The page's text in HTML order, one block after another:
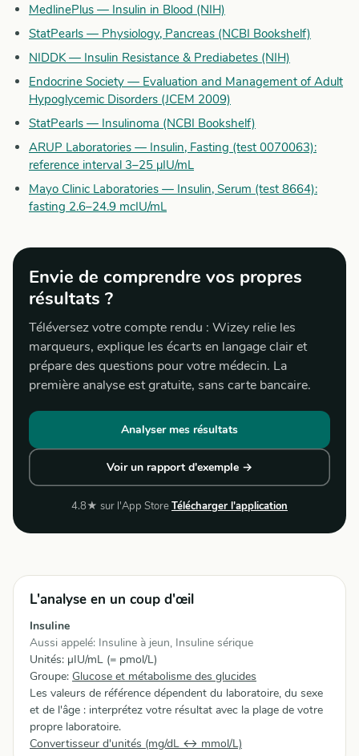
MedlinePlus — Insulin in Blood (NIH)
StatPearls — Physiology, Pancreas (NCBI Bookshelf)
NIDDK — Insulin Resistance & Prediabetes (NIH)
Endocrine Society — Evaluation and Management of Adult
Hypoglycemic Disorders (JCEM 2009)
StatPearls — Insulinoma (NCBI Bookshelf)
ARUP Laboratories — Insulin, Fasting (test 0070063):
reference interval 3–25 µIU/mL
Mayo Clinic Laboratories — Insulin, Serum (test 8664):
fasting 2.6–24.9 mcIU/mL
Envie de comprendre vos propres
résultats ?
Téléversez votre compte rendu : Wizey relie les
marqueurs, explique les écarts en langage clair et
prépare des questions pour votre médecin. La
première analyse est gratuite, sans carte bancaire.
Analyser mes résultats
Voir un rapport d'exemple →
4.8★ sur l'App StoreTélécharger l'application
L'analyse en un coup d'œil
Insuline
Aussi appelé: Insuline à jeun, Insuline sérique
Unités: µIU/mL (= pmol/L)
Groupe: Glucose et métabolisme des glucides
Les valeurs de référence dépendent du laboratoire, du sexe
et de l'âge : interprétez votre résultat avec la plage de votre
propre laboratoire.
Convertisseur d'unités (mg/dL ↔ mmol/L)